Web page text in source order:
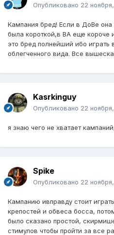
Опубликовано 22
Кампания бред! Если в ДоВе она
была короткой,в ВА еще короче
это бред полнейший ибо играть
облегченного вида. Все
Kasrkinguy
Опубликовано 22
я знаю чего не хватает
Spike
Опубликовано 22
Кампанию ивправду стоит
крепостей и обвеса босса,
было сказано простой,
стимулов чтобы пройти за все